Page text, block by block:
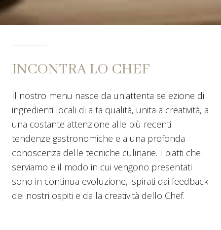
INCONTRA LO CHEF
Il nostro menu nasce da un'attenta selezione di
ingredienti locali di alta qualità, unita a creatività, a
una costante attenzione alle più recenti
tendenze gastronomiche e a una profonda
conoscenza delle tecniche culinarie. I piatti che
serviamo e il modo in cui vengono presentati
sono in continua evoluzione, ispirati dai feedback
dei nostri ospiti e dalla creatività dello Chef.